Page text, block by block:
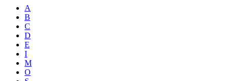
A
B
C
D
E
I
M
O